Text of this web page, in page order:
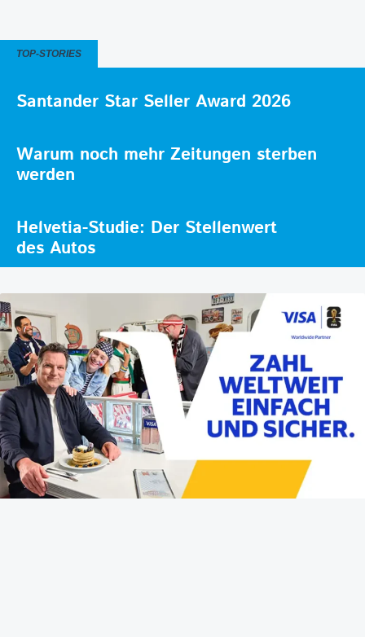
TOP-STORIES
Santander Star Seller Award 2026
Warum noch mehr Zeitungen sterben
werden
Helvetia-Studie: Der Stellenwert
des Autos